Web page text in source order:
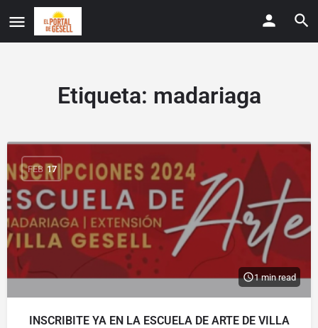
Etiqueta: madariaga
FEB 17
1 min read
INSCRIBITE YA EN LA ESCUELA DE ARTE DE VILLA